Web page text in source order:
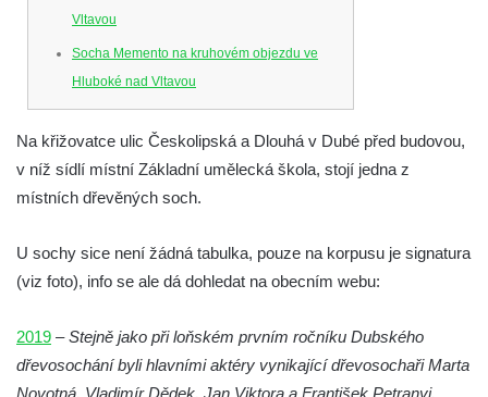
Vltavou
Socha Memento na kruhovém objezdu ve
Hluboké nad Vltavou
Socha Chalikotérium v ZOO Hluboká
Socha Smilodon v ZOO Hluboká
Socha Plejtvák obrovský v ZOO Hluboká
Socha Medvěd jeskynní v ZOO Hluboká
Socha Mamut srstnatý v ZOO Hluboká
Socha Orel v ZOO Hluboká
Na křižovatce ulic Českolipská a Dlouhá v Dubé před budovou,
v níž sídlí místní Základní umělecká škola, stojí jedna z
místních dřevěných soch.
U sochy sice není žádná tabulka, pouze na korpusu je signatura
(viz foto), info se ale dá dohledat na obecním webu:
2019 –Stejně jako při loňském prvním ročníku Dubského
dřevosochání byli hlavními aktéry vynikající dřevosochaři Marta
Novotná, Vladimír Dědek, Jan Viktora a František Petranyi.